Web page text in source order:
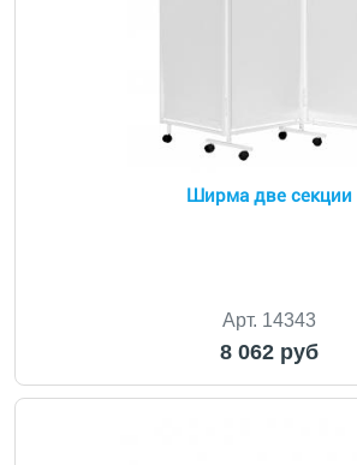
Ширма две секции
Арт. 14343
8 062 руб